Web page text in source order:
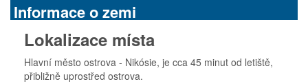
Informace o zemi
Lokalizace místa
Hlavní město ostrova - Nikósie, je cca 45 minut od letiště,
přibližně uprostřed ostrova.